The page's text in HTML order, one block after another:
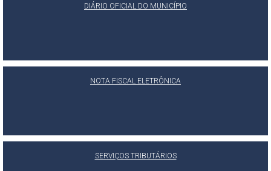
DIÁRIO OFICIAL DO MUNICÍPIO
NOTA FISCAL ELETRÔNICA
SERVIÇOS TRIBUTÁRIOS